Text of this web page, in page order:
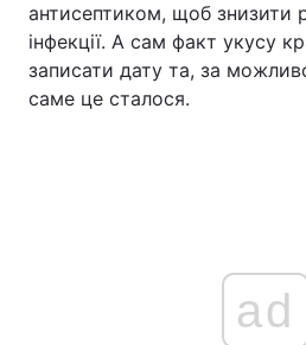
антисептиком, щоб знизити
інфекції. А сам факт укусу
записати дату та, за
саме це сталося.
ad